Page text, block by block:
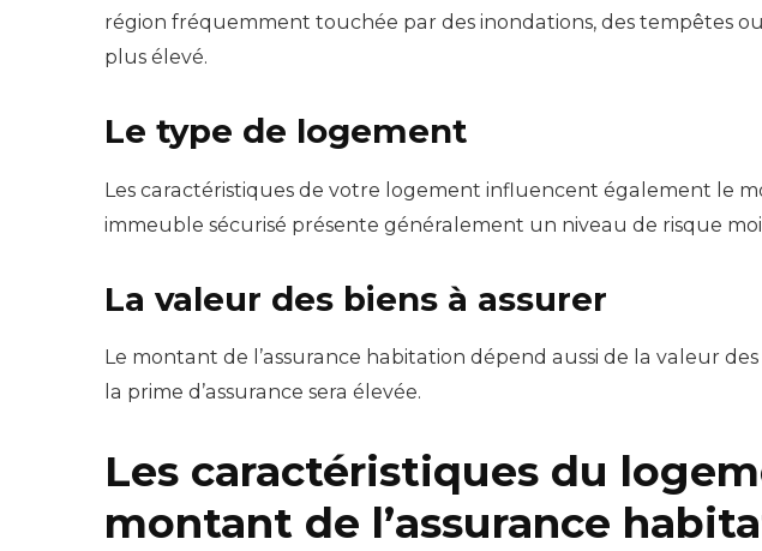
région fréquemment touchée par des inondations, des tempêtes
plus élevé.
Le type de logement
Les caractéristiques de votre logement influencent également le
immeuble sécurisé présente généralement un niveau de risque
La valeur des biens à assurer
Le montant de l’assurance habitation dépend aussi de la valeur
la prime d’assurance sera élevée.
Les caractéristiques du
montant de l’assurance